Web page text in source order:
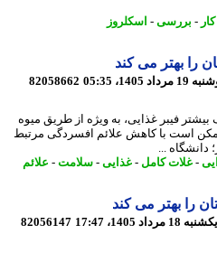
بررسی -اسکلروز
بهتر می کند
82058662
غذایی، به ویژه از طریق میوه
است با کاهش علائم افسردگی مرتبط
...
غلات کامل-غذایی- سلامت-علائم
بهتر می کند
82056147